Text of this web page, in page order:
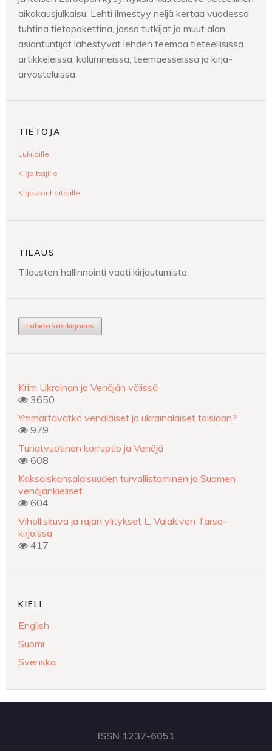
aikakausjulkaisu. Lehti ilmestyy neljä kertaa vuodessa
tuhtina tietopakettina, jossa tutkijat ja muut alan
asiantuntijat lähestyvät lehden teemaa tieteellisissä
artikkeleissa, kolumneissa, teemaesseissä ja kirja-
arvosteluissa.
TIETOJA
Lukijoille
Kirjoittajille
Kirjastonhoitajille
TILAUS
Tilausten hallinnointi vaati kirjautumista.
Lähetä käsikirjoitus
Krim Ukrainan ja Venäjän välissä
3650
Ymmärtävätkö venäläiset ja ukrainalaiset toisiaan?
979
Tuhatvuotinen korruptio ja Venäjä
608
Kaksoiskansalaisuuden turvallistaminen ja Suomen
venäjänkieliset
604
Viholliskuva ja rajan ylitykset L. Valakiven Tarsa-
kirjoissa
417
KIELI
English
Suomi
Svenska
ISSN 1237-6051